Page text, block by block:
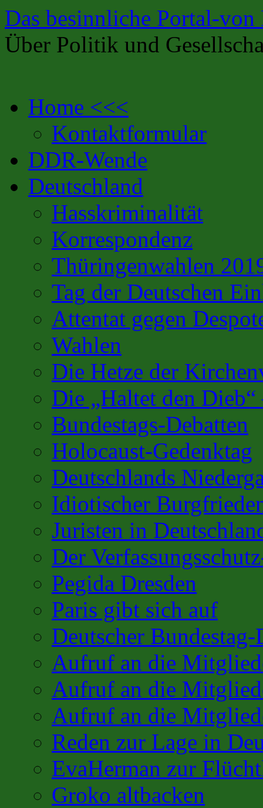
Das besinnliche Portal-von
Über Politik und
Inhalt
springenHome <<<
Kontaktformular
DDR-Wende
Deutschland
Hasskriminalität
Korrespondenz
Thüringenwahlen
Tag der Deutschen
Attentat gegen
Wahlen
Die Hetze der
Die „Haltet den
Bundestags-Debatten
Holocaust-Gedenktag
Deutschlands
Idiotischer
Juristen in
Der
Pegida Dresden
Paris gibt sich auf
Deutscher Bundestag-
Aufruf an die
Aufruf an die
Aufruf an die
Reden zur Lage in
EvaHerman zur
Groko altbacken